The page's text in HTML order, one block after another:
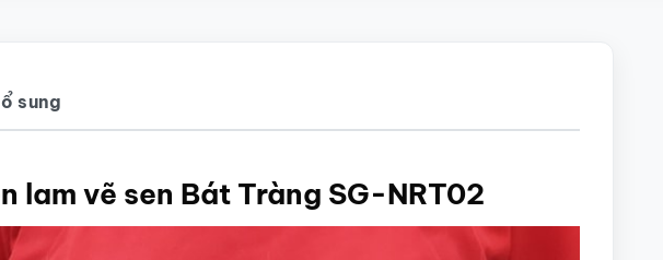
sung
lam vẽ sen Bát Tràng SG-NRT02